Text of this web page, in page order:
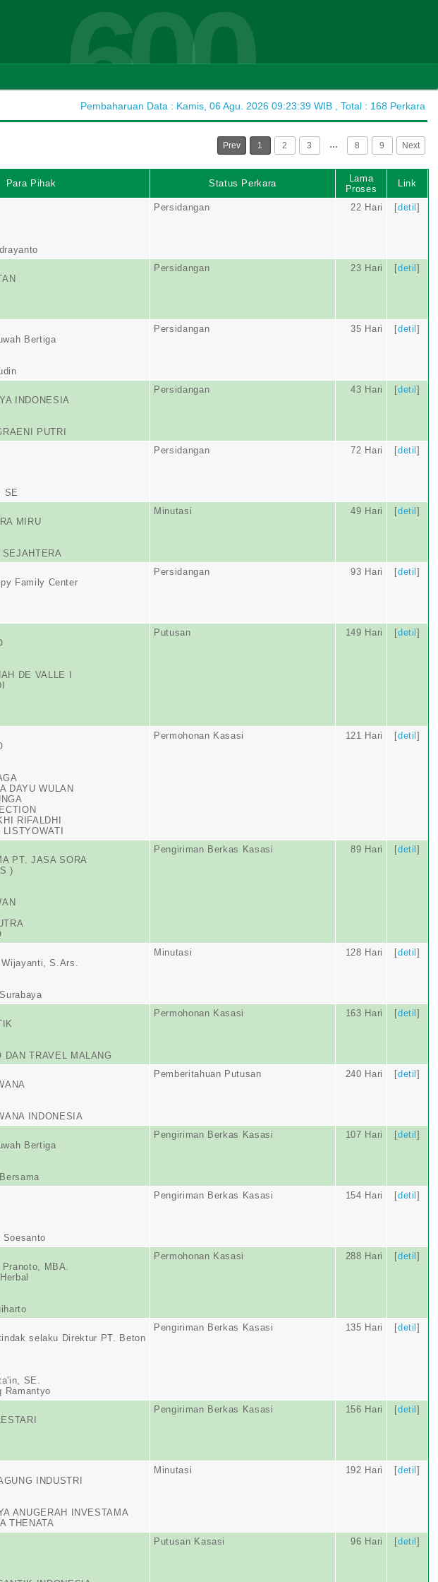
600
Pembaharuan Data : Kamis, 06 Agu. 2026 09:23:39 WIB , Total : 168 Perkara
Prev 1 2 3 … 8 9 Next
Para Pihak Status Perkara
Lama
Proses
Link
Persidangan 22 Hari [detil]
Persidangan 23 Hari [detil]
Bertiga
Persidangan 35 Hari [detil]
INDONESIA
PUTRI
Persidangan 43 Hari [detil]
SE
Persidangan 72 Hari [detil]
MIRU
SEJAHTERA
Minutasi 49 Hari [detil]
Family Center
Persidangan 93 Hari [detil]
DE VALLE I
Putusan 149 Hari [detil]
DAYU WULAN
RIFALDHI
Permohonan Kasasi 121 Hari [detil]
PT. JASA SORA
)
Pengiriman Berkas Kasasi 89 Hari [detil]
S.Ars.
Minutasi 128 Hari [detil]
DAN TRAVEL MALANG
Permohonan Kasasi 163 Hari [detil]
INDONESIA
Pemberitahuan Putusan 240 Hari [detil]
Bertiga
Pengiriman Berkas Kasasi 107 Hari [detil]
Soesanto
Pengiriman Berkas Kasasi 154 Hari [detil]
MBA.
Permohonan Kasasi 288 Hari [detil]
selaku Direktur PT. Beton
SE.
Ramantyo
Pengiriman Berkas Kasasi 135 Hari [detil]
Pengiriman Berkas Kasasi 156 Hari [detil]
INDUSTRI
ANUGERAH INVESTAMA
THENATA
Minutasi 192 Hari [detil]
Putusan Kasasi 96 Hari [detil]